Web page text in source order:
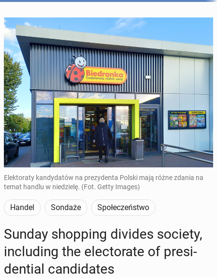
Elektoraty kandydatów na prezydenta Polski mają różne zdania na
temat handlu w niedzielę. (Fot. Getty Images)
Handel Sondaże Społeczeństwo
Sunday shop­ping divides society,
in­clud­ing the elec­torate of pres­i­
den­tial can­di­dates